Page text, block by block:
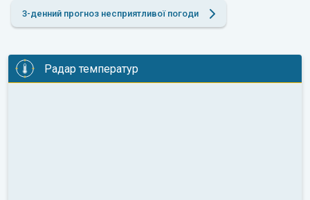
3-денний прогноз несприятливої погоди
Радар температур